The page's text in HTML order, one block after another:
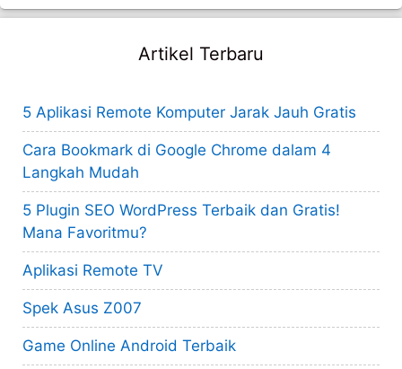
Artikel Terbaru
5 Aplikasi Remote Komputer Jarak Jauh Gratis
Cara Bookmark di Google Chrome dalam 4
Langkah Mudah
5 Plugin SEO WordPress Terbaik dan Gratis!
Mana Favoritmu?
Aplikasi Remote TV
Spek Asus Z007
Game Online Android Terbaik